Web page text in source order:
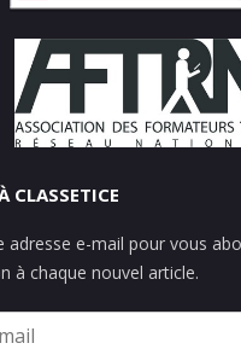
CLASSETICE
adresse e-mail pour vous
à chaque nouvel article.